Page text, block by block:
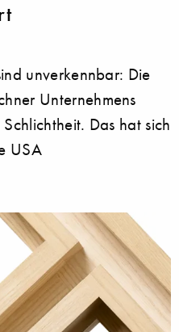
unverkennbar: Die
Unternehmens
Das hat sich
USA